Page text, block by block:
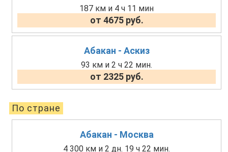
187 км и 4 ч 11 мин
от 4675 руб.
Абакан - Аскиз
93 км и 2 ч 22 мин.
от 2325 руб.
По стране
Абакан - Москва
4 300 км и 2 дн. 19 ч 22 мин.